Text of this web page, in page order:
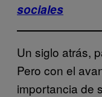
sociales
Un siglo atrás,
Pero con el
importancia de